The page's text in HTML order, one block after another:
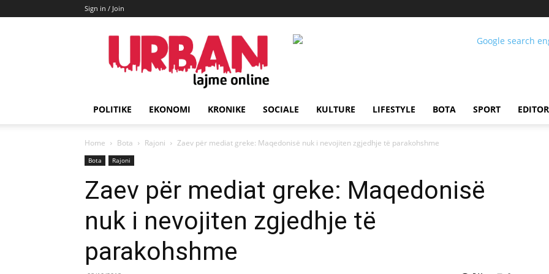
Sign in / Join
URBAN
Lajme
POLITIKE EKONOMI KRONIKE SOCIALE KULTURE LIFESTYLE BOTA SPORT
Home Bota Rajoni Zaev për mediat greke: Maqedonisë nuk i nevojiten zgjedhje të parakohshme
Bota Rajoni
Zaev për mediat greke: Maqedonisë
nuk i nevojiten zgjedhje të
parakohshme